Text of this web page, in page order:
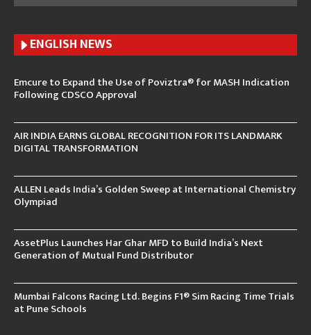
ENGLISH NEWS
Emcure to Expand the Use of Poviztra® for MASH Indication
Following CDSCO Approval
AIR INDIA EARNS GLOBAL RECOGNITION FOR ITS LANDMARK
DIGITAL TRANSFORMATION
ALLEN Leads India’s Golden Sweep at International Chemistry
Olympiad
AssetPlus Launches Har Ghar MFD to Build India’s Next
Generation of Mutual Fund Distributor
Mumbai Falcons Racing Ltd. Begins F1® Sim Racing Time Trials
at Pune Schools